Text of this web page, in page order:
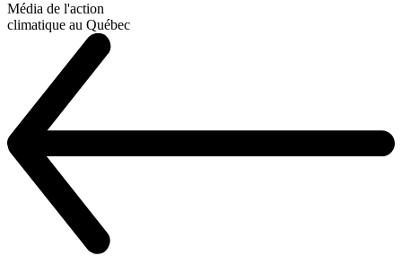
Média de l'action
climatique au Québec